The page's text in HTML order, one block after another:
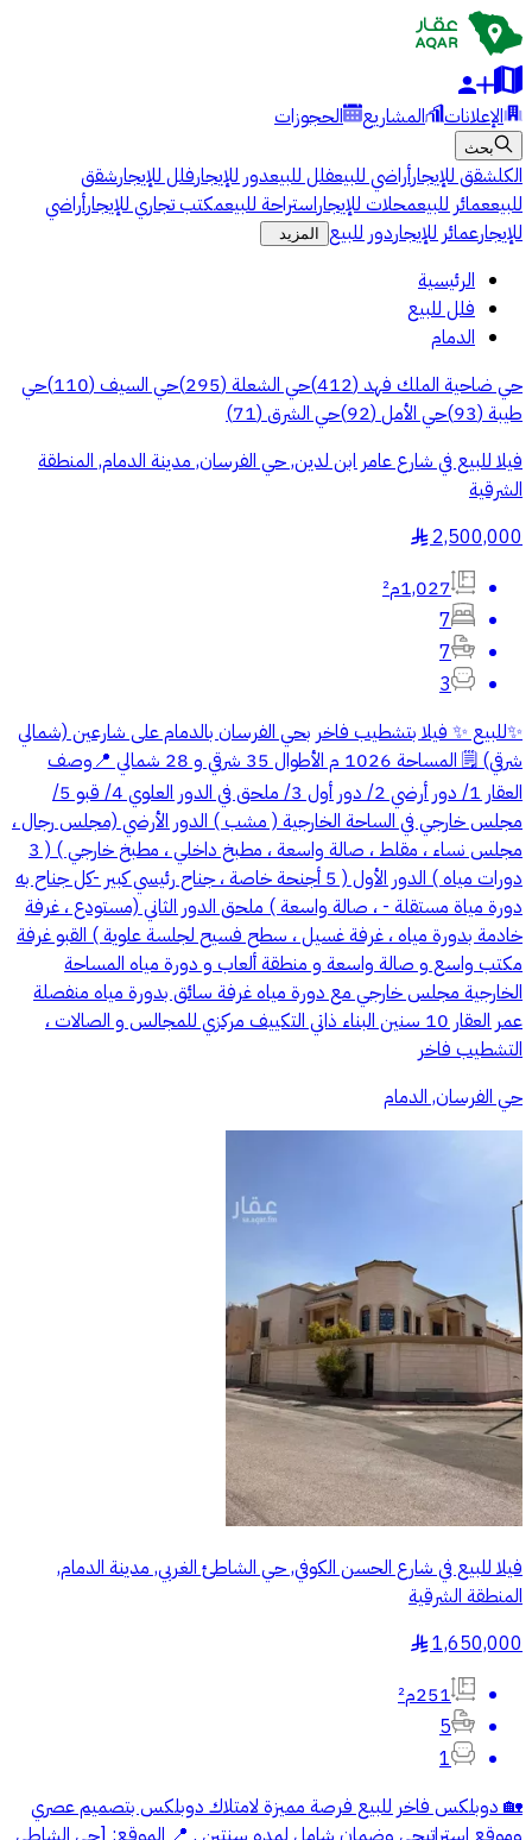
الإعلانات المشاريع الحجوزات
بحث
الكلشقق للإيجارأراضي للبيعفلل للبيعدور للإيجارفلل للإيجارشقق
للبيععمائر للبيعمحلات للإيجاراستراحة للبيعمكتب تجاري للإيجارأراضي
للإيجارعمائر للإيجاردور للبيع المزيد
الرئيسية
فلل للبيع
الدمام
حي ضاحية الملك فهد(
412
)حي الشعلة(
295
)حي السيف(
110
)حي
طيبة(
93
)حي الأمل(
92
)حي الشرق(
71
)
فيلا للبيع في شارع عامر ابن لدين, حي الفرسان, مدينة الدمام, المنطقة
الشرقية
2,500,000
§
1,027م²
7
7
3
✨للبيع ✨ فيلا بتشطيب فاخر بحي الفرسان بالدمام على شارعين (شمالي
شرقي) 🗒️ المساحة 1026 م الأطوال 35 شرقي و 28 شمالي 📍وصف
العقار 1/ دور أرضي 2/ دور أول 3/ ملحق في الدور العلوي 4/ قبو 5/
مجلس خارجي في الساحة الخارجية ( مشب ) الدور الأرضي (مجلس رجال ،
مجلس نساء ، مقلط ، صالة واسعة ، مطبخ داخلي ، مطبخ خارجي ) ( 3
دورات مياه ) الدور الأول ( 5 أجنحة خاصة ، جناح رئيسي كبير -كل جناح به
دورة مياة مستقلة - ، صالة واسعة ) ملحق الدور الثاني (مستودع ، غرفة
خادمة بدورة مياه ، غرفة غسيل ، سطح فسيح لجلسة علوية ) القبو غرفة
مكتب واسع و صالة واسعة و منطقة ألعاب و دورة مياه المساحة
الخارجية مجلس خارجي مع دورة مياه غرفة سائق بدورة مياه منفصلة
عمر العقار 10 سنين البناء ذاتي التكييف مركزي للمجالس و الصالات ،
التشطيب فاخر
حي الفرسان, الدمام
فيلا للبيع في شارع الحسن الكوفي, حي الشاطئ الغربي, مدينة الدمام,
المنطقة الشرقية
1,650,000
§
251م²
5
1
🏡 دوبلكس فاخر للبيع فرصة مميزة لامتلاك دوبلكس بتصميم عصري